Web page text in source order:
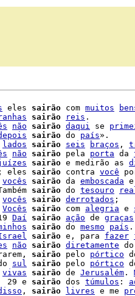
eles sairão com muitos
sairão reis .
não sairão daqui se
sairão do país».
lados sairão seis braços ,
não sairão pela porta da
sairão e medirão as
; eles sairão contra você
vocês sairão da emboscada
sairão do tesouro
vocês sairão derrotados ;
Vocês sairão com alegria e
Daí sairão ação de graças
sairão do mesmo país .
sairão e, para fazer
não sairão diretamente do
sairão pelo pórtico
sul sairão pelo pórtico
vivas sairão de Jerusalém .
e sairão dos túmulos :
, sairão livres e me